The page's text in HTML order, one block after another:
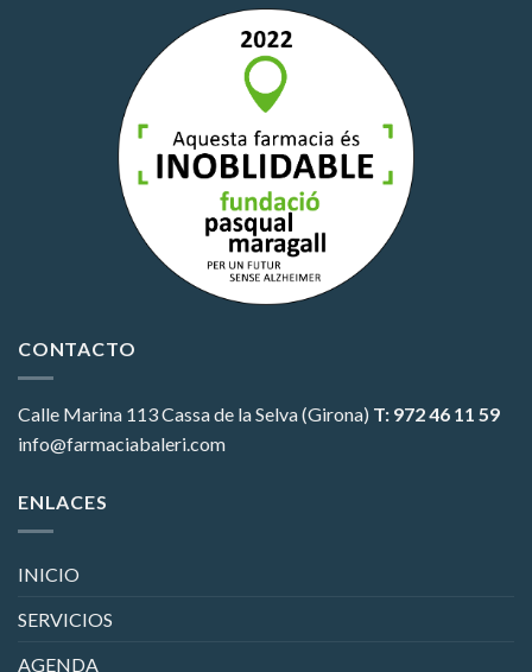
CONTACTO
Calle Marina 113Cassa de la Selva (Girona) T: 972 46 11 59
info@farmaciabaleri.com
ENLACES
INICIO
SERVICIOS
AGENDA